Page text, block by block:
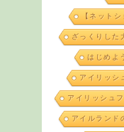
【ネット
ざっくりした
はじめよ
アイリッシ
アイリッシュ
アイルランド